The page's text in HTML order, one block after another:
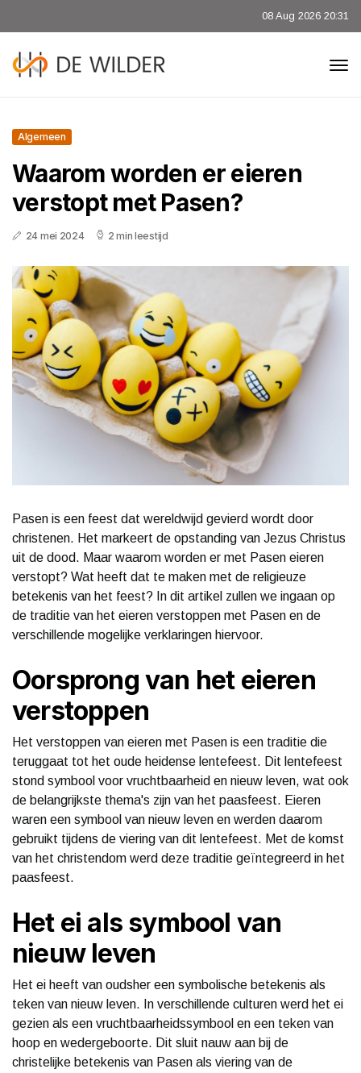
08 Aug 2026 20:31
Algemeen
Waarom worden er eieren
verstopt met Pasen?
24 mei 2024 2 min leestijd
Pasen is een feest dat wereldwijd gevierd wordt door
christenen. Het markeert de opstanding van Jezus Christus
uit de dood. Maar waarom worden er met Pasen eieren
verstopt? Wat heeft dat te maken met de religieuze
betekenis van het feest? In dit artikel zullen we ingaan op
de traditie van het eieren verstoppen met Pasen en de
verschillende mogelijke verklaringen hiervoor.
Oorsprong van het eieren
verstoppen
Het verstoppen van eieren met Pasen is een traditie die
teruggaat tot het oude heidense lentefeest. Dit lentefeest
stond symbool voor vruchtbaarheid en nieuw leven, wat ook
de belangrijkste thema's zijn van het paasfeest. Eieren
waren een symbool van nieuw leven en werden daarom
gebruikt tijdens de viering van dit lentefeest. Met de komst
van het christendom werd deze traditie geïntegreerd in het
paasfeest.
Het ei als symbool van
nieuw leven
Het ei heeft van oudsher een symbolische betekenis als
teken van nieuw leven. In verschillende culturen werd het ei
gezien als een vruchtbaarheidssymbool en een teken van
hoop en wedergeboorte. Dit sluit nauw aan bij de
christelijke betekenis van Pasen als viering van de